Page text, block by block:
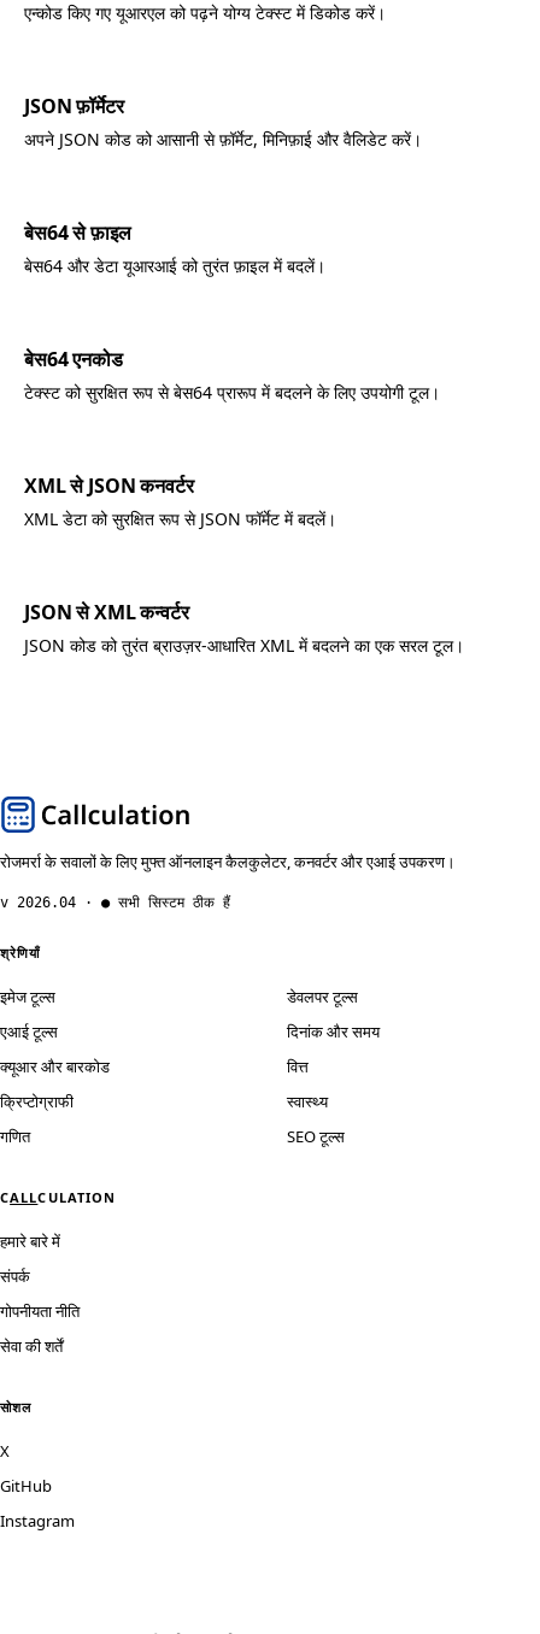
एन्कोड किए गए यूआरएल को पढ़ने योग्य टेक्स्ट में डिकोड करें।
JSON फ़ॉर्मेटर
अपने JSON कोड को आसानी से फ़ॉर्मेट, मिनिफ़ाई और वैलिडेट करें।
बेस64 से फ़ाइल
बेस64 और डेटा यूआरआई को तुरंत फ़ाइल में बदलें।
बेस64 एनकोड
टेक्स्ट को सुरक्षित रूप से बेस64 प्रारूप में बदलने के लिए उपयोगी टूल।
XML से JSON कनवर्टर
XML डेटा को सुरक्षित रूप से JSON फॉर्मेट में बदलें।
JSON से XML कन्वर्टर
JSON कोड को तुरंत ब्राउज़र-आधारित XML में बदलने का एक सरल टूल।
रोजमर्रा के सवालों के लिए मुफ्त ऑनलाइन कैलकुलेटर, कनवर्टर और एआई उपकरण।
v 2026.04 · ● सभी सिस्टम ठीक हैं
श्रेणियाँ
इमेज टूल्स
एआई टूल्स
क्यूआर और बारकोड
क्रिप्टोग्राफी
गणित
डेवलपर टूल्स
दिनांक और समय
वित्त
स्वास्थ्य
SEO टूल्स
CALLCULATION
हमारे बारे में
संपर्क
गोपनीयता नीति
सेवा की शर्तें
सोशल
X
GitHub
Instagram